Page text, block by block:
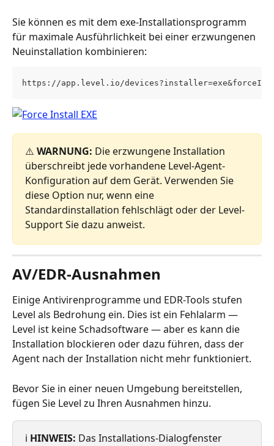
Sie können es mit dem exe-Installationsprogramm
für maximale Ausführlichkeit bei einer erzwungenen
Neuinstallation kombinieren:
https://app.level.io/
⚠️ WARNUNG: Die erzwungene Installation
überschreibt jede vorhandene Level-Agent-
Konfiguration auf dem Gerät. Verwenden Sie
diese Option nur, wenn eine
Standardinstallation fehlschlägt oder der Level-
Support Sie dazu anweist.
AV/EDR-Ausnahmen
Einige Antivirenprogramme und EDR-Tools stufen
Level als Bedrohung ein. Dies ist ein Fehlalarm —
Level ist keine Schadsoftware — aber es kann die
Installation blockieren oder dazu führen, dass der
Agent nach der Installation nicht mehr funktioniert.
Bevor Sie in einer neuen Umgebung bereitstellen,
fügen Sie Level zu Ihren Ausnahmen hinzu.
ℹ️ HINWEIS: Das Installations-Dialogfenster